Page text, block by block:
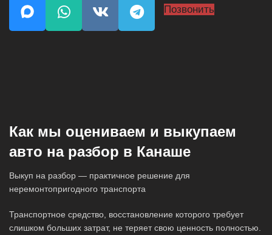
Позвонить
Как мы оцениваем и выкупаем
авто на разбор в Канаше
Выкуп на разбор — практичное решение для
неремонтопригодного транспорта
Транспортное средство, восстановление которого требует
слишком больших затрат, не теряет свою ценность полностью.